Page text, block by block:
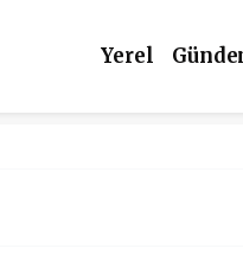
Yerel